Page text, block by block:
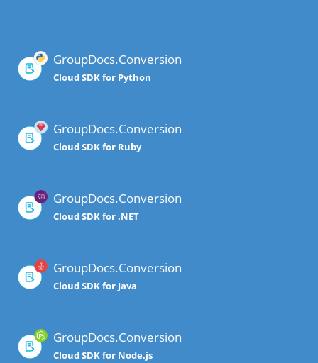
GroupDocs.Conversion
Cloud SDK for Python
GroupDocs.Conversion
Cloud SDK for Ruby
GroupDocs.Conversion
Cloud SDK for .NET
GroupDocs.Conversion
Cloud SDK for Java
GroupDocs.Conversion
Cloud SDK for Node.js